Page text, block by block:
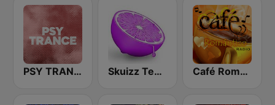
PSY TRANCE Skuizz Tech-House Café Romántico Radio